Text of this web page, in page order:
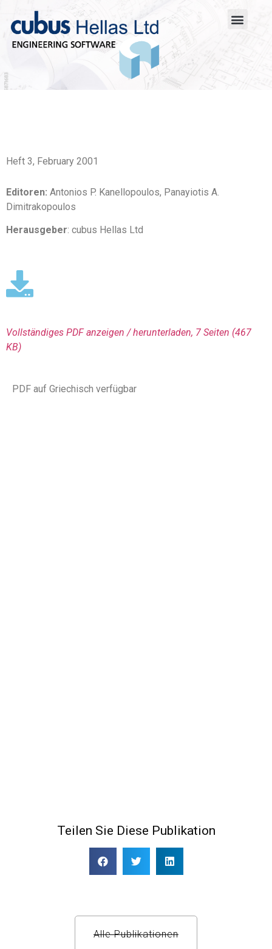
Heft 3, February 2001
Editoren: Antonios P. Kanellopoulos, Panayiotis A.
Dimitrakopoulos
Herausgeber: cubus Hellas Ltd
Vollständiges PDF anzeigen / herunterladen, 7 Seiten (467
KΒ)
PDF auf Griechisch verfügbar
Teilen Sie Diese Publikation
Alle Publikationen​